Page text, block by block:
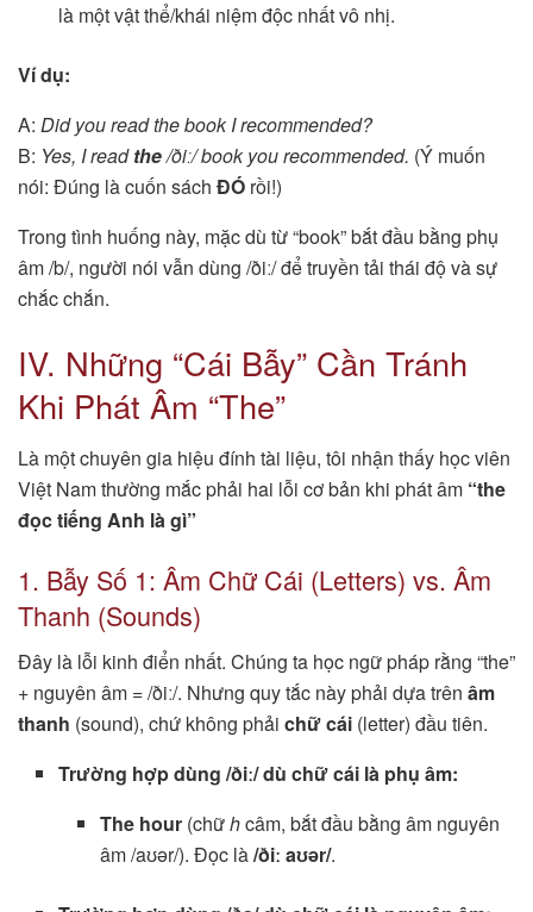
là một vật thể/khái niệm độc nhất vô nhị.
Ví dụ:
A: Did you read the book I recommended?
B: Yes, I readthe/ðiː/ book you recommended. (Ý muốn
nói: Đúng là cuốn sách ĐÓ rồi!)
Trong tình huống này, mặc dù từ “book” bắt đầu bằng phụ
âm /b/, người nói vẫn dùng /ðiː/ để truyền tải thái độ và sự
chắc chắn.
IV. Những “Cái Bẫy” Cần Tránh
Khi Phát Âm “The”
Là một chuyên gia hiệu đính tài liệu, tôi nhận thấy học viên
Việt Nam thường mắc phải hai lỗi cơ bản khi phát âm “the
đọc tiếng Anh là gì”
1. Bẫy Số 1: Âm Chữ Cái (Letters) vs. Âm
Thanh (Sounds)
Đây là lỗi kinh điển nhất. Chúng ta học ngữ pháp rằng “the”
+ nguyên âm = /ðiː/. Nhưng quy tắc này phải dựa trên âm
thanh (sound), chứ không phải chữ cái (letter) đầu tiên.
Trường hợp dùng /ðiː/ dù chữ cái là phụ âm:
The hour(chữhcâm, bắt đầu bằng âm nguyên
âm /aʊər/). Đọc là/ðiː aʊər/.